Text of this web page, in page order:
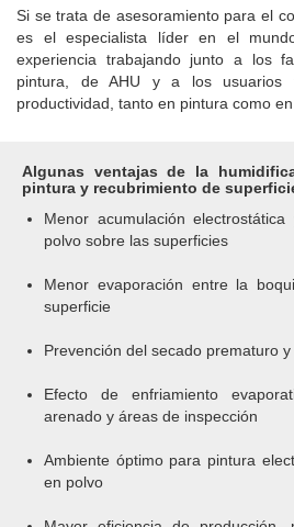
Si se trata de asesoramiento para el
es el especialista líder en el
experiencia trabajando junto a los
pintura, de AHU y a los usuarios
productividad, tanto en pintura como
Algunas ventajas de la
pintura y recubrimiento de
Menor acumulación
polvo sobre las superficies
Menor evaporación entre la
superficie
Prevención del secado prematuro
Efecto de enfriamiento
arenado y áreas de inspección
Ambiente óptimo para pintura
en polvo